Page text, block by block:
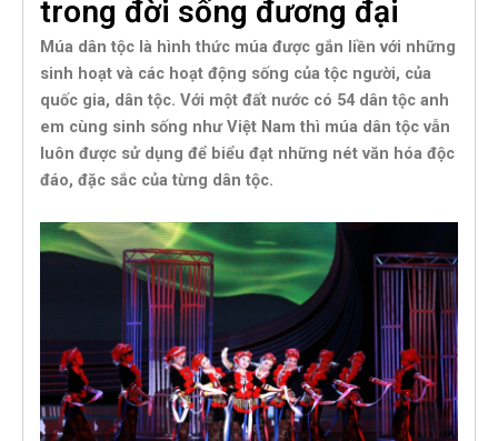
trong đời sống đương đại
Múa dân tộc là hình thức múa được gắn liền với những
sinh hoạt và các hoạt động sống của tộc người, của
quốc gia, dân tộc. Với một đất nước có 54 dân tộc anh
em cùng sinh sống như Việt Nam thì múa dân tộc vẫn
luôn được sử dụng để biểu đạt những nét văn hóa độc
đáo, đặc sắc của từng dân tộc.